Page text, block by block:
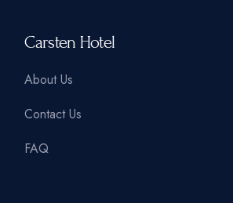
Carsten Hotel
About Us
Contact Us
FAQ